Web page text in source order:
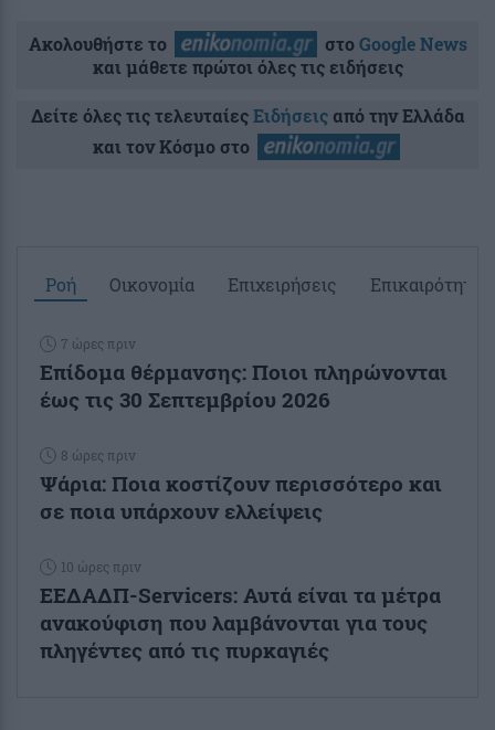
Ακολουθήστε το στοGoogle News
και μάθετε πρώτοι όλες τις ειδήσεις
Δείτε όλες τις τελευταίεςΕιδήσειςαπό την Ελλάδα
και τον Κόσμο στο
Ροή Οικονομία Επιχειρήσεις Επικαιρότητα
7 ώρες πριν
Επίδομα θέρμανσης: Ποιοι πληρώνονται
έως τις 30 Σεπτεμβρίου 2026
8 ώρες πριν
Ψάρια: Ποια κοστίζουν περισσότερο και
σε ποια υπάρχουν ελλείψεις
10 ώρες πριν
ΕΕΔΑΔΠ-Servicers: Αυτά είναι τα μέτρα
ανακούφιση που λαμβάνονται για τους
πληγέντες από τις πυρκαγιές